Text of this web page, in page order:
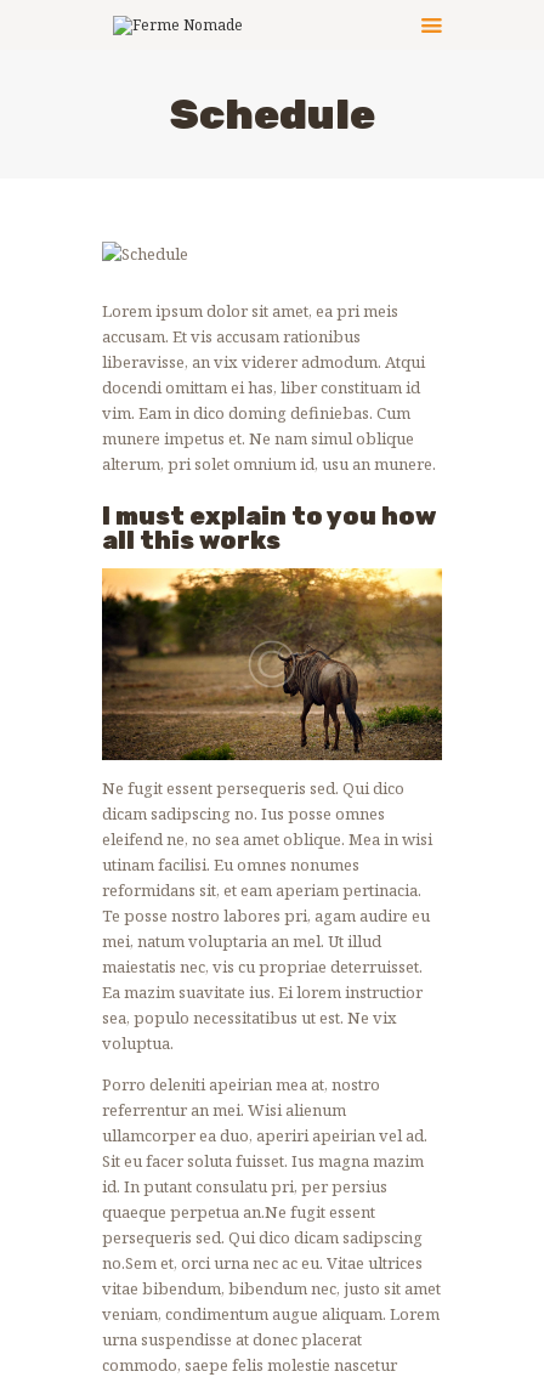
Schedule
LES ANIMATEURS
PHOTOS
NOUS CONTACTER
Lorem ipsum dolor sit amet, ea pri meis
accusam. Et vis accusam rationibus
liberavisse, an vix viderer admodum. Atqui
docendi omittam ei has, liber constituam id
vim. Eam in dico doming definiebas. Cum
munere impetus et. Ne nam simul oblique
alterum, pri solet omnium id, usu an munere.
I must explain to you how
all this works
Ne fugit essent persequeris sed. Qui dico
dicam sadipscing no. Ius posse omnes
eleifend ne, no sea amet oblique. Mea in wisi
utinam facilisi. Eu omnes nonumes
reformidans sit, et eam aperiam pertinacia.
Te posse nostro labores pri, agam audire eu
mei, natum voluptaria an mel. Ut illud
maiestatis nec, vis cu propriae deterruisset.
Ea mazim suavitate ius. Ei lorem instructior
sea, populo necessitatibus ut est. Ne vix
voluptua.
Porro deleniti apeirian mea at, nostro
referrentur an mei. Wisi alienum
ullamcorper ea duo, aperiri apeirian vel ad.
Sit eu facer soluta fuisset. Ius magna mazim
id. In putant consulatu pri, per persius
quaeque perpetua an.Ne fugit essent
persequeris sed. Qui dico dicam sadipscing
no.Sem et, orci urna nec ac eu. Vitae ultrices
vitae bibendum, bibendum nec, justo sit amet
veniam, condimentum augue aliquam. Lorem
urna suspendisse at donec placerat
commodo, saepe felis molestie nascetur